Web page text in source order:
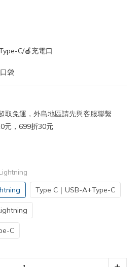
C/🍎充電口
袋
取免運，外島地區請先與客服聯繫
元，699折30元
Type C｜USB-A+Type-C
C